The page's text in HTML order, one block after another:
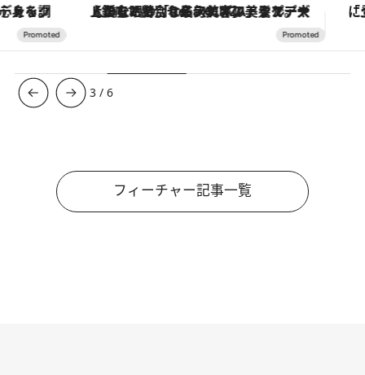
【銀座で出合う最旬美容】美髪ケアや上質な眠り…セルフケアのアップデートから、特別な名入れギフトまで。大人のための「ReFa GINZA」クルーズ
3 /6
フィーチャー記事一覧